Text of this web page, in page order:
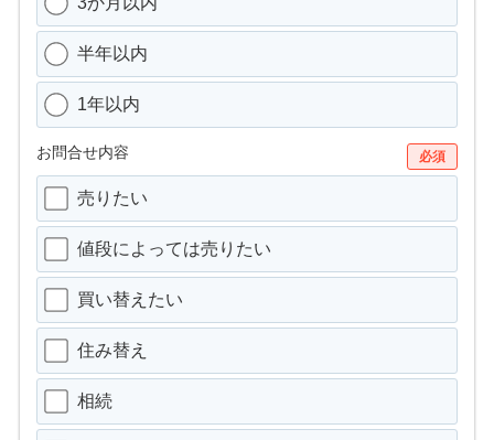
半年以内
1年以内
お問合せ内容 必須
売りたい
値段によっては売りたい
買い替えたい
住み替え
相続